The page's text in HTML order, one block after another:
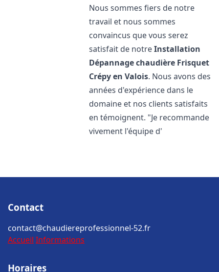
Nous sommes fiers de notre
travail et nous sommes
convaincus que vous serez
satisfait de notreInstallation
Dépannage chaudière Frisquet
Crépy en Valois. Nous avons des
années d'expérience dans le
domaine et nos clients satisfaits
en témoignent. "Je recommande
vivement l'équipe d'
Contact
contact@chaudiereprofessionnel-52.fr
Accueil Informations
Horaires